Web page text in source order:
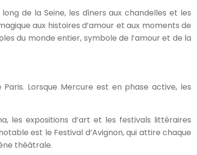
de la Seine, les dîners aux chandelles et les
aux histoires d’amour et aux moments de
du monde entier, symbole de l’amour et de la
Lorsque Mercure est en phase active, les
les expositions d’art et les festivals littéraires
est le Festival d’Avignon, qui attire chaque
théâtrale.